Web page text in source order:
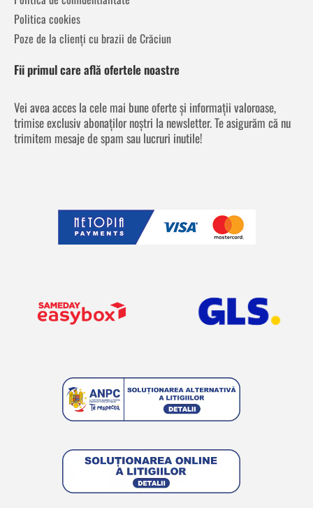
Politica cookies
Poze de la clienți cu brazii de Crăciun
Fii primul care află ofertele noastre
Vei avea acces la cele mai bune oferte și informații valoroase,
trimise exclusiv abonaților noștri la newsletter. Te asigurăm că nu
trimitem mesaje de spam sau lucruri inutile!